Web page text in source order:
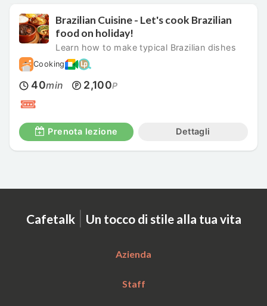
Brazilian Cuisine - Let's cook Brazilian
food on holiday!
Learn how to make typical Brazilian dishes
Cooking
40min 2,100P
Prenota lezione Dettagli
Cafetalk | Un tocco di stile alla tua vita
Azienda
Staff